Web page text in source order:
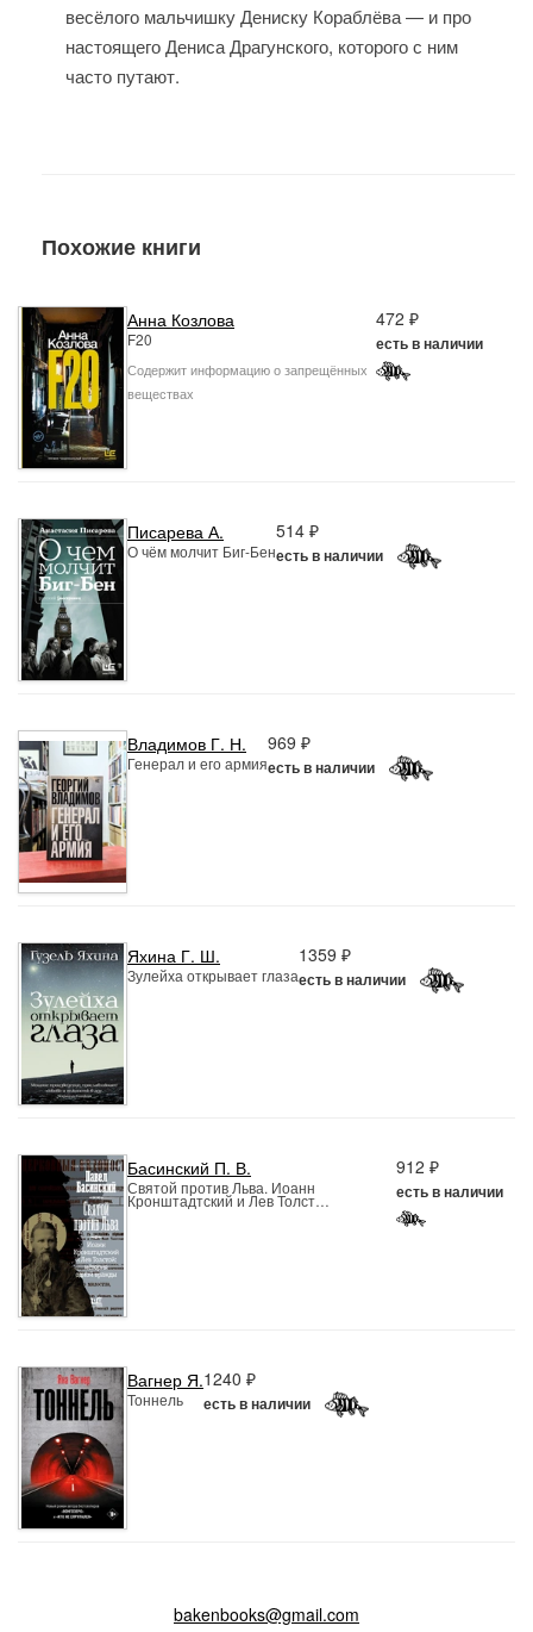
весёлого мальчишку Дениску Кораблёва — и про
настоящего Дениса Драгунского, которого с ним
часто путают.
Похожие книги
Анна Козлова
F20
Содержит информацию о запрещённых
веществах
472 ₽
есть в наличии
Писарева А.
О чём молчит Биг-Бен
514 ₽
есть в наличии
Владимов Г. Н.
Генерал и его армия
969 ₽
есть в наличии
Яхина Г. Ш.
Зулейха открывает глаза
1359 ₽
есть в наличии
Басинский П. В.
Святой против Льва. Иоанн
Кронштадтский и Лев Толст…
912 ₽
есть в наличии
Вагнер Я.
Тоннель
1240 ₽
есть в наличии
bakenbooks@gmail.com